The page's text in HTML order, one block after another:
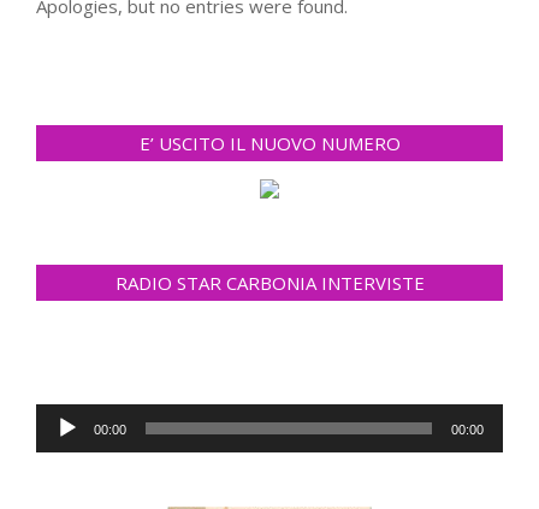
Apologies, but no entries were found.
E’ USCITO IL NUOVO NUMERO
RADIO STAR CARBONIA INTERVISTE
Audio
Player
00:00 00:00